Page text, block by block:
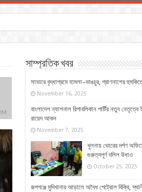
সাম্প্রতিক খবর
সাভারে বৃদ্ধাশ্রমে হামলা–ভাঙচুর, প্রাণনাশের
November 16, 2025
বাংলাদেশ ন্যাশনাল রিপাবলিকান পার্টির নতুন
রায়েদ আকন
November 7, 2025
খুলনায় ভোরের দর্পণ
গুরুত্বপূর্ণ দলিল উধাও
October 25, 2025
রূপগঞ্জে মুদিখানার আড়ালে অবৈধ পেট্রোল বিক্রি,